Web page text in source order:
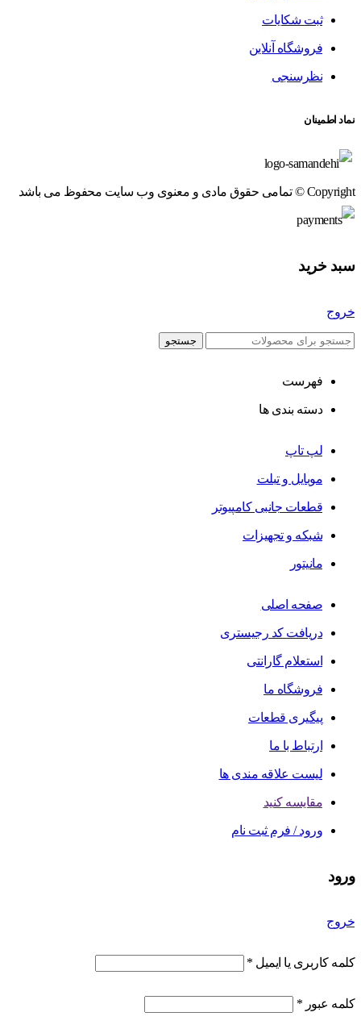
ثبت شکایات
فروشگاه آنلاین
نظرسنجی
نماد اطمینان
Copyright © تمامی حقوق مادی و معنوی وب سایت محفوظ می باشد
سبد خرید
خروج
جستجو
فهرست
دسته بندی ها
لپ تاپ
موبایل و تبلت
قطعات جانبی کامپیوتر
شبکه و تجهیزات
مانیتور
صفحه اصلی
دریافت کد رجیستری
استعلام گارانتی
فروشگاه ما
پیگیری قطعات
ارتباط با ما
لیست علاقه مندی ها
مقایسه کنید
ورود / فرم ثبت نام
ورود
خروج
کلمه کاربری یا ایمیل *
کلمه عبور *